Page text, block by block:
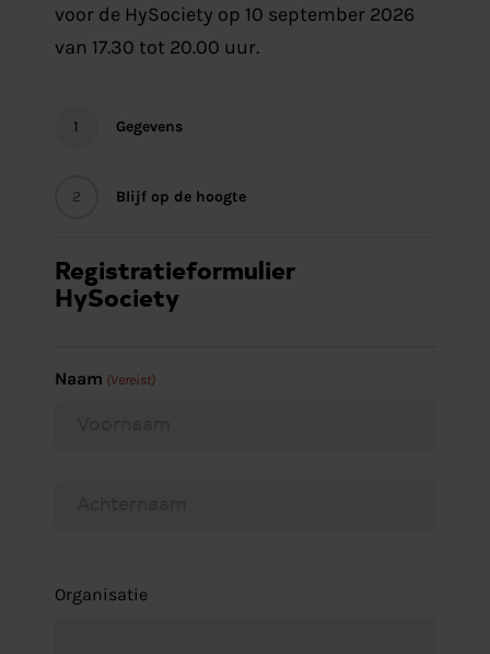
voor de HySociety op 10 september 2026
van 17.30 tot 20.00 uur.
1 Gegevens
2 Blijf op de hoogte
Registratieformulier
HySociety
Naam (Vereist)
Organisatie